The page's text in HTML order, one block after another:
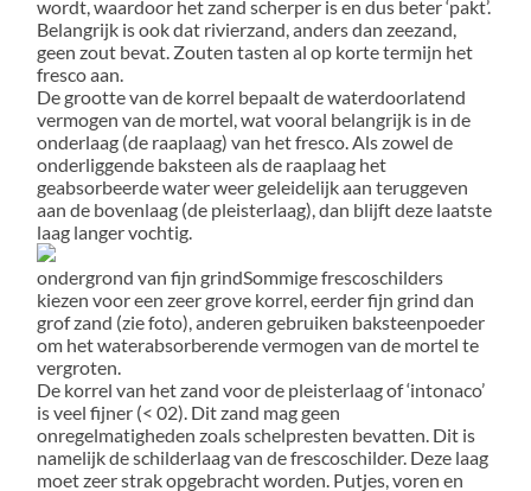
wordt, waardoor het zand scherper is en dus beter ‘pakt’.
Belangrijk is ook dat rivierzand, anders dan zeezand,
geen zout bevat. Zouten tasten al op korte termijn het
fresco aan.
De grootte van de korrel bepaalt de waterdoorlatend
vermogen van de mortel, wat vooral belangrijk is in de
onderlaag (de raaplaag) van het fresco. Als zowel de
onderliggende baksteen als de raaplaag het
geabsorbeerde water weer geleidelijk aan teruggeven
aan de bovenlaag (de pleisterlaag), dan blijft deze laatste
laag langer vochtig.
ondergrond van fijn grindSommige frescoschilders
kiezen voor een zeer grove korrel, eerder fijn grind dan
grof zand (zie foto), anderen gebruiken baksteenpoeder
om het waterabsorberende vermogen van de mortel te
vergroten.
De korrel van het zand voor de pleisterlaag of ‘intonaco’
is veel fijner (< 02). Dit zand mag geen
onregelmatigheden zoals schelpresten bevatten. Dit is
namelijk de schilderlaag van de frescoschilder. Deze laag
moet zeer strak opgebracht worden. Putjes, voren en